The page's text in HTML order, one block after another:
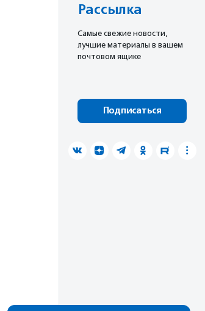
Рассылка
Cамые свежие новости,
лучшие материалы в вашем
почтовом ящике
Подписаться